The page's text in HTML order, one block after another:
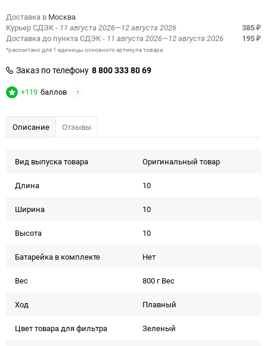
Доставка в Москва
Курьер СДЭК- 11 августа 2026—12 августа 2026 385 ₽
Доставка до пункта СДЭК- 11 августа 2026—12 августа 2026 195 ₽
*рассчитано для 1 единицы основного артикула товара
Заказ по телефону 8 800 333 80 69
+119 баллов ?
Описание Отзывы
Вид выпуска товара Оригинальный товар
Длина 10
Ширина 10
Высота 10
Батарейка в комплекте Нет
Вес 800 г Вес
Ход Плавный
Цвет товара для фильтра Зеленый